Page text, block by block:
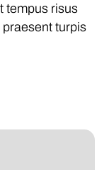
tempus risus
turpis